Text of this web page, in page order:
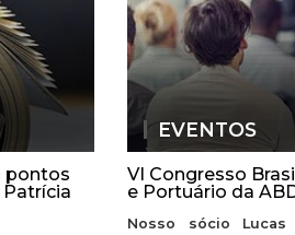
pontos
EVENTOS
VI Congresso
e Portuário da
Nosso sócio